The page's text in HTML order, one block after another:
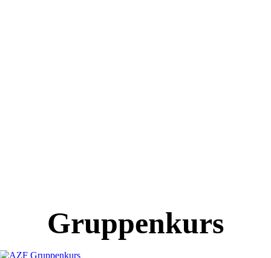
Gruppenkurs